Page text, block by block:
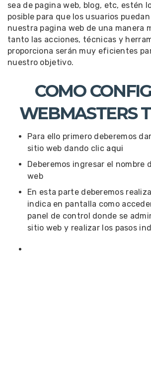
sea de pagina web, blog, etc, estén
posible para que los usuarios
nuestra pagina web de una manera
tanto las acciones, técnicas y
proporciona serán muy eficientes
nuestro objetivo.
COMO
WEBMASTERS
Para ello primero deberemos
sitio web dando clic aqui
Deberemos ingresar el nombre
web
En esta parte deberemos
indica en pantalla como
panel de control donde se
sitio web y realizar los pasos